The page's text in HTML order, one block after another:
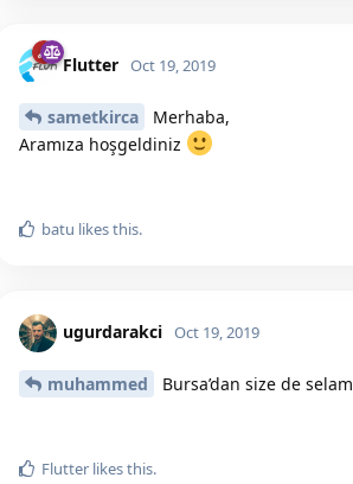
Flutter Oct 19, 2019
sametkirca
Merhaba,
Aramıza hoşgeldiniz
batu likes this.
ugurdarakci Oct 19, 2019
muhammed Bursa’dan size de
Flutter likes this.